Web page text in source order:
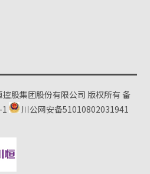
股集团股份有限公司 版权所有备
川公网安备51010802031941